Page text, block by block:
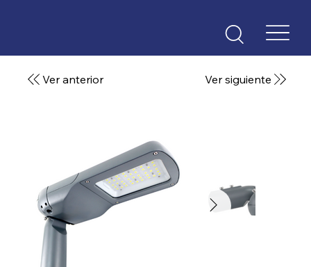
Ver anterior Ver siguiente